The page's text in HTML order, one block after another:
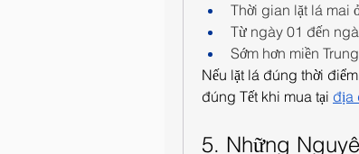
Thời gian lặt lá mai
Từ ngày 01 đến
Sớm hơn miền
Nếu lặt lá đúng thời
đúng Tết khi mua tại địa
5. Những